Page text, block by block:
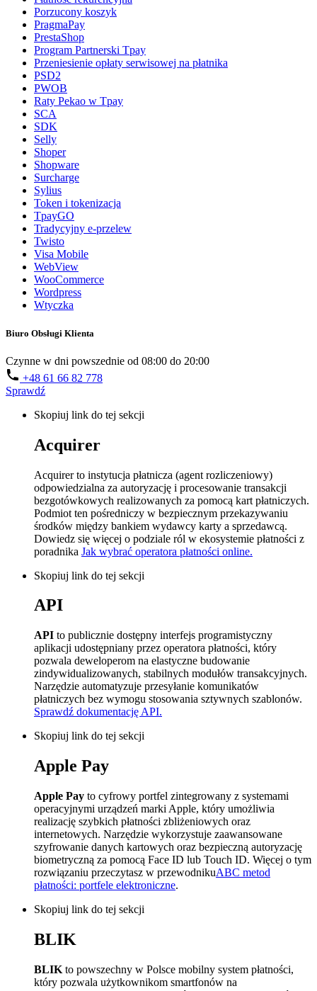
Porzucony koszyk
PragmaPay
PrestaShop
Program Partnerski Tpay
Przeniesienie opłaty serwisowej na płatnika
PSD2
PWOB
Raty Pekao w Tpay
SCA
SDK
Selly
Shoper
Shopware
Surcharge
Sylius
Token i tokenizacja
TpayGO
Tradycyjny e-przelew
Twisto
Visa Mobile
WebView
WooCommerce
Wordpress
Wtyczka
Biuro Obsługi Klienta
Czynne w dni powszednie od 08:00 do 20:00
+48 61 66 82 778
Sprawdź
Skopiuj link do tej sekcji
Acquirer
Acquirer to instytucja płatnicza (agent rozliczeniowy)
odpowiedzialna za autoryzację i procesowanie transakcji
bezgotówkowych realizowanych za pomocą kart płatniczych.
Podmiot ten pośredniczy w bezpiecznym przekazywaniu
środków między bankiem wydawcy karty a sprzedawcą.
Dowiedz się więcej o podziale ról w ekosystemie płatności z
poradnika Jak wybrać operatora płatności online.
Skopiuj link do tej sekcji
API
API to publicznie dostępny interfejs programistyczny
aplikacji udostępniany przez operatora płatności, który
pozwala deweloperom na elastyczne budowanie
zindywidualizowanych, stabilnych modułów transakcyjnych.
Narzędzie automatyzuje przesyłanie komunikatów
płatniczych bez wymogu stosowania sztywnych szablonów.
Sprawdź dokumentację API.
Skopiuj link do tej sekcji
Apple Pay
Apple Pay to cyfrowy portfel zintegrowany z systemami
operacyjnymi urządzeń marki Apple, który umożliwia
realizację szybkich płatności zbliżeniowych oraz
internetowych. Narzędzie wykorzystuje zaawansowane
szyfrowanie danych kartowych oraz bezpieczną autoryzację
biometryczną za pomocą Face ID lub Touch ID. Więcej o tym
rozwiązaniu przeczytasz w przewodnikuABC metod
płatności: portfele elektroniczne.
Skopiuj link do tej sekcji
BLIK
BLIK to powszechny w Polsce mobilny system płatności,
który pozwala użytkownikom smartfonów na